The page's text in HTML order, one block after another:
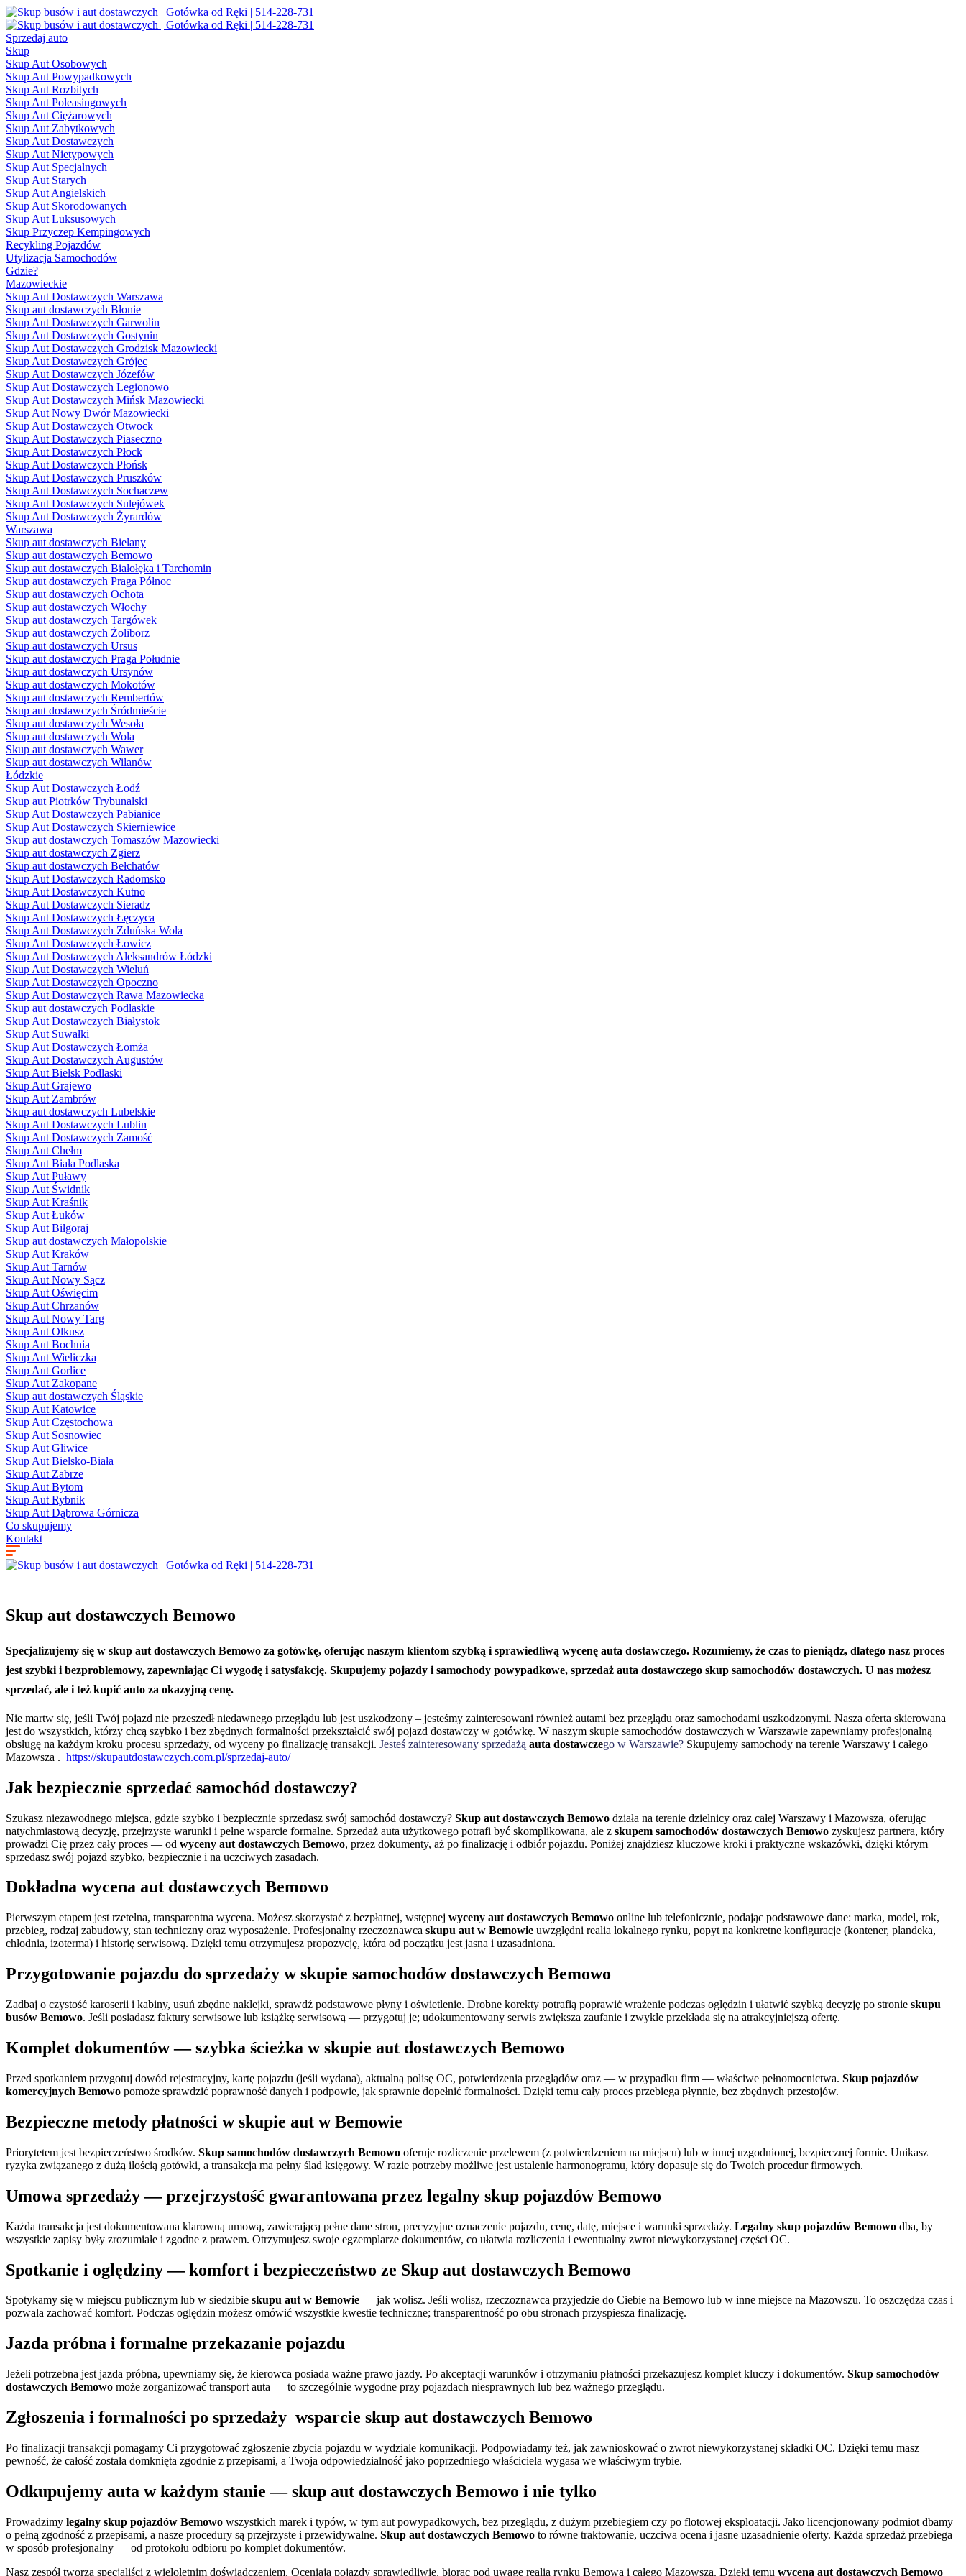
Sprzedaj auto
Skup
Skup Aut Osobowych
Skup Aut Powypadkowych
Skup Aut Rozbitych
Skup Aut Poleasingowych
Skup Aut Ciężarowych
Skup Aut Zabytkowych
Skup Aut Dostawczych
Skup Aut Nietypowych
Skup Aut Specjalnych
Skup Aut Starych
Skup Aut Angielskich
Skup Aut Skorodowanych
Skup Aut Luksusowych
Skup Przyczep Kempingowych
Recykling Pojazdów
Utylizacja Samochodów
Gdzie?
Mazowieckie
Skup Aut Dostawczych Warszawa
Skup aut dostawczych Błonie
Skup Aut Dostawczych Garwolin
Skup Aut Dostawczych Gostynin
Skup Aut Dostawczych Grodzisk Mazowiecki
Skup Aut Dostawczych Grójec
Skup Aut Dostawczych Józefów
Skup Aut Dostawczych Legionowo
Skup Aut Dostawczych Mińsk Mazowiecki
Skup Aut Nowy Dwór Mazowiecki
Skup Aut Dostawczych Otwock
Skup Aut Dostawczych Piaseczno
Skup Aut Dostawczych Płock
Skup Aut Dostawczych Płońsk
Skup Aut Dostawczych Pruszków
Skup Aut Dostawczych Sochaczew
Skup Aut Dostawczych Sulejówek
Skup Aut Dostawczych Żyrardów
Warszawa
Skup aut dostawczych Bielany
Skup aut dostawczych Bemowo
Skup aut dostawczych Białołęka i Tarchomin
Skup aut dostawczych Praga Północ
Skup aut dostawczych Ochota
Skup aut dostawczych Włochy
Skup aut dostawczych Targówek
Skup aut dostawczych Żoliborz
Skup aut dostawczych Ursus
Skup aut dostawczych Praga Południe
Skup aut dostawczych Ursynów
Skup aut dostawczych Mokotów
Skup aut dostawczych Rembertów
Skup aut dostawczych Śródmieście
Skup aut dostawczych Wesoła
Skup aut dostawczych Wola
Skup aut dostawczych Wawer
Skup aut dostawczych Wilanów
Łódzkie
Skup Aut Dostawczych Łodź
Skup aut Piotrków Trybunalski
Skup Aut Dostawczych Pabianice
Skup Aut Dostawczych Skierniewice
Skup aut dostawczych Tomaszów Mazowiecki
Skup aut dostawczych Zgierz
Skup aut dostawczych Bełchatów
Skup Aut Dostawczych Radomsko
Skup Aut Dostawczych Kutno
Skup Aut Dostawczych Sieradz
Skup Aut Dostawczych Łęczyca
Skup Aut Dostawczych Zduńska Wola
Skup Aut Dostawczych Łowicz
Skup Aut Dostawczych Aleksandrów Łódzki
Skup Aut Dostawczych Wieluń
Skup Aut Dostawczych Opoczno
Skup Aut Dostawczych Rawa Mazowiecka
Skup aut dostawczych Podlaskie
Skup Aut Dostawczych Białystok
Skup Aut Suwałki
Skup Aut Dostawczych Łomża
Skup Aut Dostawczych Augustów
Skup Aut Bielsk Podlaski
Skup Aut Grajewo
Skup Aut Zambrów
Skup aut dostawczych Lubelskie
Skup Aut Dostawczych Lublin
Skup Aut Dostawczych Zamość
Skup Aut Chełm
Skup Aut Biała Podlaska
Skup Aut Puławy
Skup Aut Świdnik
Skup Aut Kraśnik
Skup Aut Łuków
Skup Aut Biłgoraj
Skup aut dostawczych Małopolskie
Skup Aut Kraków
Skup Aut Tarnów
Skup Aut Nowy Sącz
Skup Aut Oświęcim
Skup Aut Chrzanów
Skup Aut Nowy Targ
Skup Aut Olkusz
Skup Aut Bochnia
Skup Aut Wieliczka
Skup Aut Gorlice
Skup Aut Zakopane
Skup aut dostawczych Śląskie
Skup Aut Katowice
Skup Aut Częstochowa
Skup Aut Sosnowiec
Skup Aut Gliwice
Skup Aut Bielsko-Biała
Skup Aut Zabrze
Skup Aut Bytom
Skup Aut Rybnik
Skup Aut Dąbrowa Górnicza
Co skupujemy
Kontakt
Skup aut dostawczych Bemowo
Specjalizujemy się w skup aut dostawczych Bemowo za gotówkę, oferując naszym klientom szybką i sprawiedliwą wycenę auta dostawczego. Rozumiemy, że czas to pieniądz, dlatego nasz proces
jest szybki i bezproblemowy, zapewniając Ci wygodę i satysfakcję. Skupujemy pojazdy i samochody powypadkowe, sprzedaż auta dostawczego skup samochodów dostawczych. U nas możesz
sprzedać, ale i też kupić auto za okazyjną cenę.
Nie martw się, jeśli Twój pojazd nie przeszedł niedawnego przeglądu lub jest uszkodzony – jesteśmy zainteresowani również autami bez przeglądu oraz samochodami uszkodzonymi. Nasza oferta skierowana
jest do wszystkich, którzy chcą szybko i bez zbędnych formalności przekształcić swój pojazd dostawczy w gotówkę. W naszym skupie samochodów dostawczych w Warszawie zapewniamy profesjonalną
obsługę na każdym kroku procesu sprzedaży, od wyceny po finalizację transakcji. Jesteś zainteresowany sprzedażą auta dostawczego w Warszawie? Skupujemy samochody na terenie Warszawy i całego
Mazowsza . https://skupautdostawczych.com.pl/sprzedaj-auto/
Jak bezpiecznie sprzedać samochód dostawczy?
Szukasz niezawodnego miejsca, gdzie szybko i bezpiecznie sprzedasz swój samochód dostawczy? Skup aut dostawczych Bemowo działa na terenie dzielnicy oraz całej Warszawy i Mazowsza, oferując
natychmiastową decyzję, przejrzyste warunki i pełne wsparcie formalne. Sprzedaż auta użytkowego potrafi być skomplikowana, ale z skupem samochodów dostawczych Bemowo zyskujesz partnera, który
prowadzi Cię przez cały proces — od wyceny aut dostawczych Bemowo, przez dokumenty, aż po finalizację i odbiór pojazdu. Poniżej znajdziesz kluczowe kroki i praktyczne wskazówki, dzięki którym
sprzedasz swój pojazd szybko, bezpiecznie i na uczciwych zasadach.
Dokładna wycena aut dostawczych Bemowo
Pierwszym etapem jest rzetelna, transparentna wycena. Możesz skorzystać z bezpłatnej, wstępnej wyceny aut dostawczych Bemowo online lub telefonicznie, podając podstawowe dane: marka, model, rok,
przebieg, rodzaj zabudowy, stan techniczny oraz wyposażenie. Profesjonalny rzeczoznawca skupu aut w Bemowie uwzględni realia lokalnego rynku, popyt na konkretne konfiguracje (kontener, plandeka,
chłodnia, izoterma) i historię serwisową. Dzięki temu otrzymujesz propozycję, która od początku jest jasna i uzasadniona.
Przygotowanie pojazdu do sprzedaży wskupie samochodów dostawczych Bemowo
Zadbaj o czystość karoserii i kabiny, usuń zbędne naklejki, sprawdź podstawowe płyny i oświetlenie. Drobne korekty potrafią poprawić wrażenie podczas oględzin i ułatwić szybką decyzję po stronie skupu
busów Bemowo. Jeśli posiadasz faktury serwisowe lub książkę serwisową — przygotuj je; udokumentowany serwis zwiększa zaufanie i zwykle przekłada się na atrakcyjniejszą ofertę.
Komplet dokumentów — szybka ścieżka wskupie aut dostawczych Bemowo
Przed spotkaniem przygotuj dowód rejestracyjny, kartę pojazdu (jeśli wydana), aktualną polisę OC, potwierdzenia przeglądów oraz — w przypadku firm — właściwe pełnomocnictwa. Skup pojazdów
komercyjnych Bemowo pomoże sprawdzić poprawność danych i podpowie, jak sprawnie dopełnić formalności. Dzięki temu cały proces przebiega płynnie, bez zbędnych przestojów.
Bezpieczne metody płatności wskupie aut w Bemowie
Priorytetem jest bezpieczeństwo środków. Skup samochodów dostawczych Bemowo oferuje rozliczenie przelewem (z potwierdzeniem na miejscu) lub w innej uzgodnionej, bezpiecznej formie. Unikasz
ryzyka związanego z dużą ilością gotówki, a transakcja ma pełny ślad księgowy. W razie potrzeby możliwe jest ustalenie harmonogramu, który dopasuje się do Twoich procedur firmowych.
Umowa sprzedaży — przejrzystość gwarantowana przez legalny skup pojazdów Bemowo
Każda transakcja jest dokumentowana klarowną umową, zawierającą pełne dane stron, precyzyjne oznaczenie pojazdu, cenę, datę, miejsce i warunki sprzedaży. Legalny skup pojazdów Bemowo dba, by
wszystkie zapisy były zrozumiałe i zgodne z prawem. Otrzymujesz swoje egzemplarze dokumentów, co ułatwia rozliczenia i ewentualny zwrot niewykorzystanej części OC.
Spotkanie i oględziny — komfort i bezpieczeństwo ze Skup aut dostawczych Bemowo
Spotykamy się w miejscu publicznym lub w siedzibie skupu aut w Bemowie — jak wolisz. Jeśli wolisz, rzeczoznawca przyjedzie do Ciebie na Bemowo lub w inne miejsce na Mazowszu. To oszczędza czas i
pozwala zachować komfort. Podczas oględzin możesz omówić wszystkie kwestie techniczne; transparentność po obu stronach przyspiesza finalizację.
Jazda próbna i formalne przekazanie pojazdu
Jeżeli potrzebna jest jazda próbna, upewniamy się, że kierowca posiada ważne prawo jazdy. Po akceptacji warunków i otrzymaniu płatności przekazujesz komplet kluczy i dokumentów. Skup samochodów
dostawczych Bemowo może zorganizować transport auta — to szczególnie wygodne przy pojazdach niesprawnych lub bez ważnego przeglądu.
Zgłoszenia i formalności po sprzedaży wsparcie skup aut dostawczych Bemowo
Po finalizacji transakcji pomagamy Ci przygotować zgłoszenie zbycia pojazdu w wydziale komunikacji. Podpowiadamy też, jak zawnioskować o zwrot niewykorzystanej składki OC. Dzięki temu masz
pewność, że całość została domknięta zgodnie z przepisami, a Twoja odpowiedzialność jako poprzedniego właściciela wygasa we właściwym trybie.
Odkupujemy auta w każdym stanie —skup aut dostawczych Bemowo i nie tylko
Prowadzimy legalny skup pojazdów Bemowo wszystkich marek i typów, w tym aut powypadkowych, bez przeglądu, z dużym przebiegiem czy po flotowej eksploatacji. Jako licencjonowany podmiot dbamy
o pełną zgodność z przepisami, a nasze procedury są przejrzyste i przewidywalne. Skup aut dostawczych Bemowo to równe traktowanie, uczciwa ocena i jasne uzasadnienie oferty. Każda sprzedaż przebiega
w sposób profesjonalny — od protokołu odbioru po komplet dokumentów.
Nasz zespół tworzą specjaliści z wieloletnim doświadczeniem. Oceniają pojazdy sprawiedliwie, biorąc pod uwagę realia rynku Bemowa i całego Mazowsza. Dzięki temu wycena aut dostawczych Bemowo